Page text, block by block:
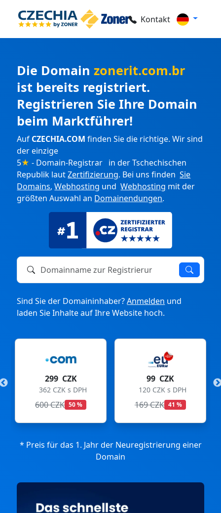
Kontakt
Die Domainzonerit.com.br
ist bereits registriert.
Registrieren Sie Ihre Domain
beim Marktführer!
Auf CZECHIA.COM finden Sie die richtige. Wir sind
der einzige
5★ - Domain-Registrar in der Tschechischen
Republik lautZertifizierung. Bei uns findenSie
Domains,Webhosting undWebhosting mit der
größten Auswahl an Domainendungen.
Domainname zur Registrierung oder zum Transfer
Sind Sie der Domaininhaber?Anmelden und
laden Sie Inhalte auf Ihre Website hoch.
99 CZK
120 CZK s DPH
169 CZK
275 CZK
333 CZK s DPH
299 CZK
* Preis für das 1. Jahr der Neuregistrierung einer
Domain